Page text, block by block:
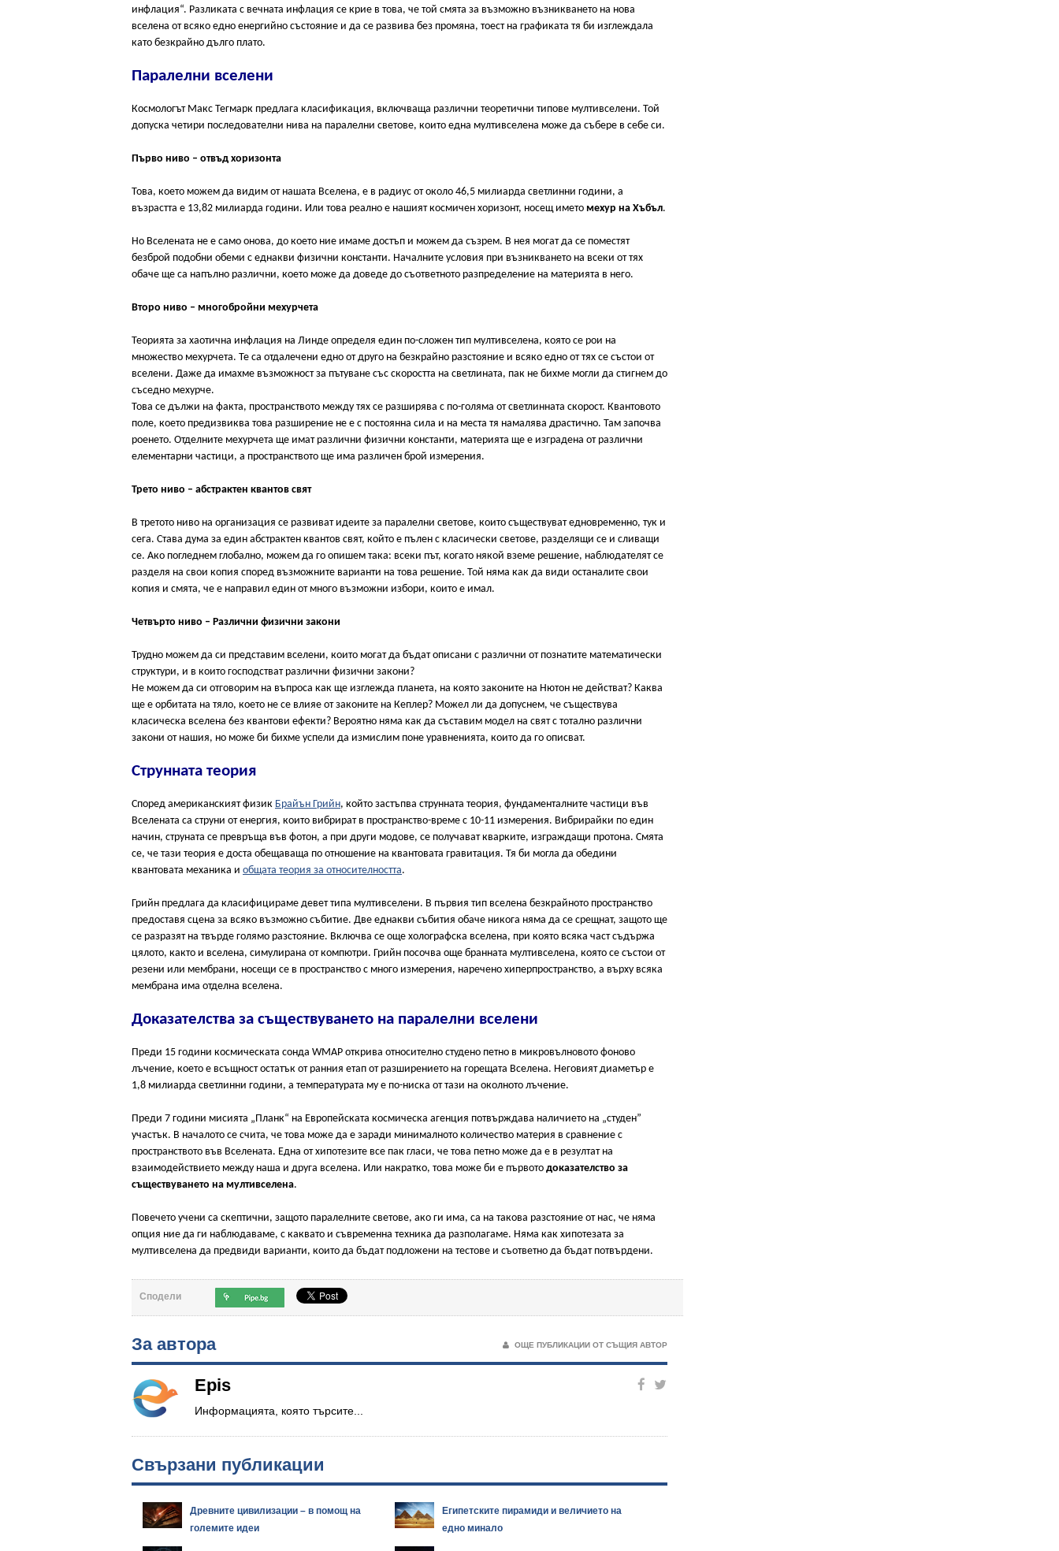
инфлация“. Разликата с вечната инфлация се крие в това, че той смята за възможно възникването на нова
вселена от всяко едно енергийно състояние и да се развива без промяна, тоест на графиката тя би изглеждала
като безкрайно дълго плато.
Паралелни вселени
Космологът Макс Тегмарк предлага класификация, включваща различни теоретични типове мултивселени. Той
допуска четири последователни нива на паралелни светове, които една мултивселена може да събере в себе си.
Първо ниво – отвъд хоризонта
Това, което можем да видим от нашата Вселена, е в радиус от около 46,5 милиарда светлинни години, а
възрастта е 13,82 милиарда години. Или това реално е нашият космичен хоризонт, носещ името мехур на Хъбъл.
Но Вселената не е само онова, до което ние имаме достъп и можем да съзрем. В нея могат да се поместят
безброй подобни обеми с еднакви физични константи. Началните условия при възникването на всеки от тях
обаче ще са напълно различни, което може да доведе до съответното разпределение на материята в него.
Второ ниво – многобройни мехурчета
Теорията за хаотична инфлация на Линде определя един по-сложен тип мултивселена, която се рои на
множество мехурчета. Те са отдалечени едно от друго на безкрайно разстояние и всяко едно от тях се състои от
вселени. Даже да имахме възможност за пътуване със скоростта на светлината, пак не бихме могли да стигнем до
съседно мехурче.
Това се дължи на факта, пространството между тях се разширява с по-голяма от светлинната скорост. Квантовото
поле, което предизвиква това разширение не е с постоянна сила и на места тя намалява драстично. Там започва
роенето. Отделните мехурчета ще имат различни физични константи, материята ще е изградена от различни
елементарни частици, а пространството ще има различен брой измерения.
Трето ниво – абстрактен квантов свят
В третото ниво на организация се развиват идеите за паралелни светове, които съществуват едновременно, тук и
сега. Става дума за един абстрактен квантов свят, който е пълен с класически светове, разделящи се и сливащи
се. Ако погледнем глобално, можем да го опишем така: всеки път, когато някой вземе решение, наблюдателят се
разделя на свои копия според възможните варианти на това решение. Той няма как да види останалите свои
копия и смята, че е направил един от много възможни избори, които е имал.
Четвърто ниво – Различни физични закони
Трудно можем да си представим вселени, които могат да бъдат описани с различни от познатите математически
структури, и в които господстват различни физични закони?
Не можем да си отговорим на въпроса как ще изглежда планета, на която законите на Нютон не действат? Каква
ще е орбитата на тяло, което не се влияе от законите на Кеплер? Можел ли да допуснем, че съществува
класическа вселена 6ез квантови ефекти? Вероятно няма как да съставим модел на свят с тотално различни
закони от нашия, но може би бихме успели да измислим поне уравненията, които да го описват.
Струнната теория
Според американският физик Брайън Грийн, който застъпва струнната теория, фундаменталните частици във
Вселената са струни от енергия, които вибрират в пространство-време с 10-11 измерения. Вибрирайки по един
начин, струната се превръща във фотон, а при други модове, се получават кварките, изграждащи протона. Смята
се, че тази теория е доста обещаваща по отношение на квантовата гравитация. Тя би могла да обедини
квантовата механика и общата теория за относителността.
Грийн предлага да класифицираме девет типа мултивселени. В първия тип вселена безкрайното пространство
предоставя сцена за всяко възможно събитие. Две еднакви събития обаче никога няма да се срещнат, защото ще
се разразят на твърде голямо разстояние. Включва се още холографска вселена, при която всяка част съдържа
цялото, както и вселена, симулирана от компютри. Грийн посочва още бранната мултивселена, която се състои от
резени или мембрани, носещи се в пространство с много измерения, наречено хиперпространство, а върху всяка
мембрана има отделна вселена.
Доказателства за съществуването на паралелни вселени
Преди 15 години космическата сонда WMAP открива относително студено петно в микровълновото фоново
лъчение, което е всъщност остатък от ранния етап от разширението на горещата Вселена. Неговият диаметър е
1,8 милиарда светлинни години, а температурата му е по-ниска от тази на околното лъчение.
Преди 7 години мисията „Планк“ на Европейската космическа агенция потвърждава наличието на „студен”
участък. В началото се счита, че това може да е заради минималното количество материя в сравнение с
пространството във Вселената. Една от хипотезите все пак гласи, че това петно може да е в резултат на
взаимодействието между наша и друга вселена. Или накратко, това може би е първото доказателство за
съществуването на мултивселена.
Повечето учени са скептични, защото паралелните светове, ако ги има, са на такова разстояние от нас, че няма
опция ние да ги наблюдаваме, с каквато и съвременна техника да разполагаме. Няма как хипотезата за
мултивселена да предвиди варианти, които да бъдат подложени на тестове и съответно да бъдат потвърдени.
Сподели
За автора ОЩЕ ПУБЛИКАЦИИ ОТ СЪЩИЯ АВТОР
Epis
Информацията, която търсите...
Свързани публикации
Древните цивилизации – в помощ на
големите идеи
Египетските пирамиди и величието на
едно минало